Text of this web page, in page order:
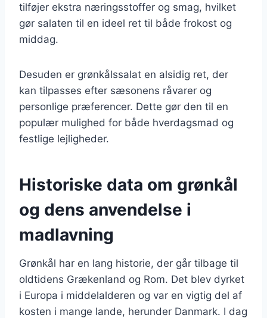
tilføjer ekstra næringsstoffer og smag, hvilket
gør salaten til en ideel ret til både frokost og
middag.
Desuden er grønkålssalat en alsidig ret, der
kan tilpasses efter sæsonens råvarer og
personlige præferencer. Dette gør den til en
populær mulighed for både hverdagsmad og
festlige lejligheder.
Historiske data om grønkål
og dens anvendelse i
madlavning
Grønkål har en lang historie, der går tilbage til
oldtidens Grækenland og Rom. Det blev dyrket
i Europa i middelalderen og var en vigtig del af
kosten i mange lande, herunder Danmark. I dag